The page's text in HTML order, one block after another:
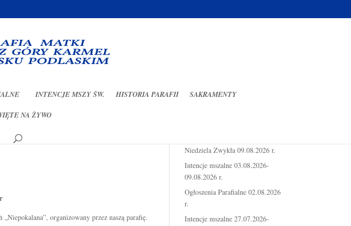
INTENCJE MSZY ŚW. HISTORIA PARAFII SAKRAMENTY
NA ŻYWO
organizowany przez naszą parafię.
Niedziela Zwykła 09.08.2026 r.
Intencje mszalne 03.08.2026-
09.08.2026 r.
Ogłoszenia Parafialne 02.08.2026
r.
Intencje mszalne 27.07.2026-